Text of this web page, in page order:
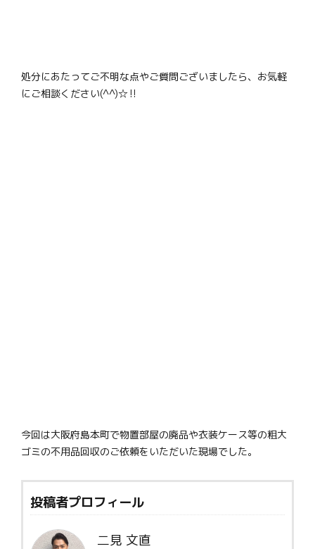
処分にあたってご不明な点やご質問ございましたら、お気軽
にご相談ください(^^)☆‼
今回は大阪府島本町で物置部屋の廃品や衣装ケース等の粗大
ゴミの不用品回収のご依頼をいただいた現場でした。
投稿者プロフィール
二見 文直